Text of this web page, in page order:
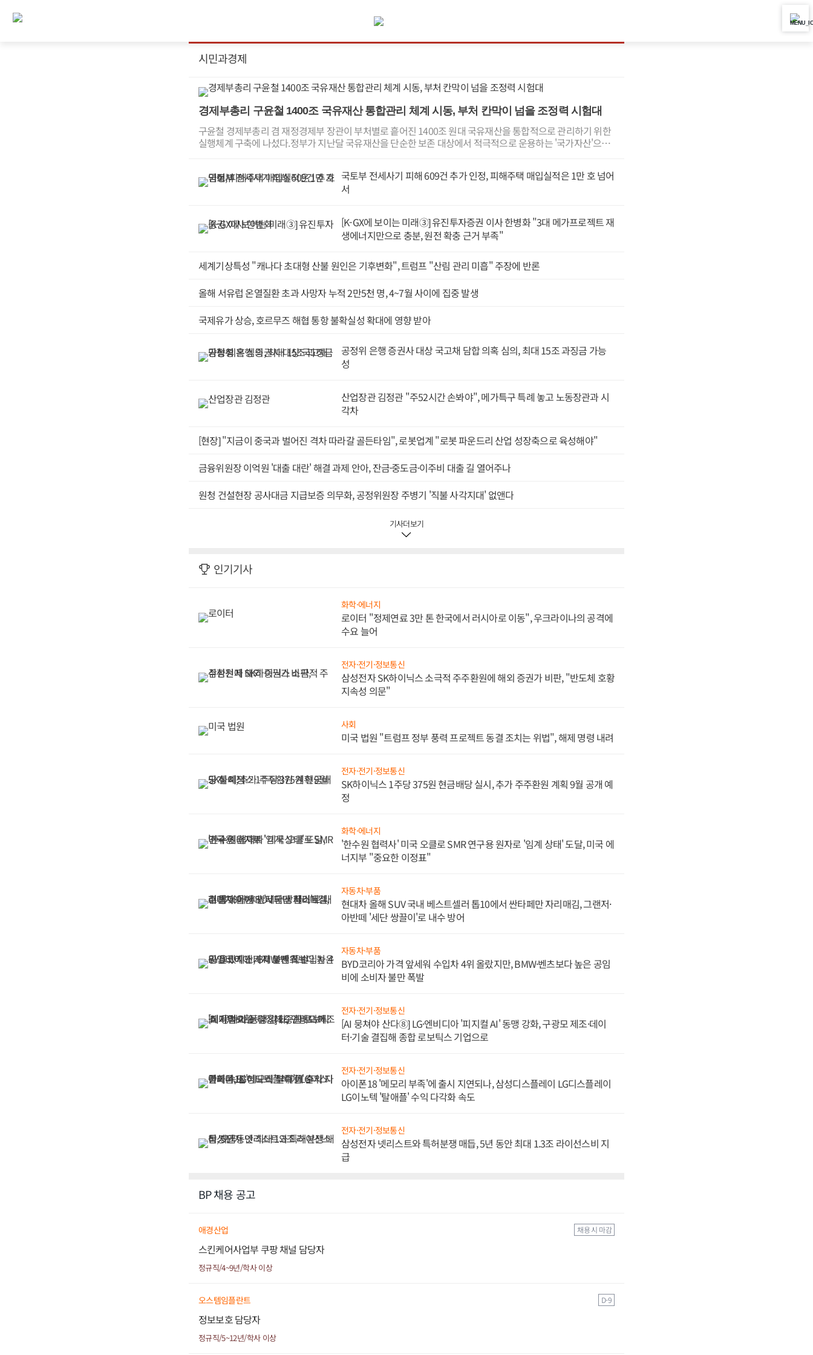
시민과경제
경제부총리 구윤철 1400조 국유재산 통합관리 체계 시동, 부처 칸막이 넘을 조정력 시험대
구윤철 경제부총리 겸 재정경제부 장관이 부처별로 흩어진 1400조 원대 국유재산을 통합적으로 관리하기 위한
실행체계 구축에 나섰다.정부가 지난달 국유재산을 단순한 보존 대상에서 적극적으로 운용하는 '국가자산'으로
관리위원회와 부처별 국가자산책임관, 한국자산관리공사(캠코)의 역할 확대라는 실행체계로 뒷받침한 데 있
다.7일 정부의 국가자산 관리체계 개편 방향을 살펴보면 법과 데이터베이스를 구축하는 데서 나아가 각 부처가
부는 전날 정부서울청사에서 비상경제본부 회의 겸 경제·구조혁신 관계장관회의를 열고 '국가자산 관리체계 대
전환(K-에셋 혁신 프로젝트) 추진방향'을 논의했다.구 부총리는 이 자리에서 '최근 급증한 국가자산 규모에 걸맞
게 소유와 보존에서 적극적 운용과 가치창출 중심으로 자산관리 패러다임을 대전환하겠다'고 밝혔다.우리나라
와 건물, 증권·출자지분에 더해 지식재산과 가상자산 등 새로운 자산군이 등장하면서 더욱 다양해졌다.정부는
지난달 15일 대통령 업무보고에서 국가자산기본법 제정과 함께 지식재산·가상자산 등을 포괄하는 자산 유형별
관리체계 고도화, 개발 총괄기능·전문성 강화 방침을 밝혔다. 5년 주기 국유재산 전수조사의 연례화와 인공지능
(AI) 기반 데이터베이스(DB) 구축, 신탁개발·장기대부 등 민간 참여 확대 등도 함께 제시했다.이번 추진방향에서
는 이 같은 구상을 실제로 집행할 조직과 역할 분담의 윤곽이 드러난 셈이다.정부는 현행 국유재산정책심의위원
회를 확대 개편해 공공·민간 전문가가 참여하는 '국가자산관리위원회'를 설치하기로 했다. 위원회는 국가자산
'국가자산책임관'으로 확대해 소관 자산의 현황 파악과 데이터베이스 연계, 법률 준수 여부까지 총괄하도록 한
다.캠코의 역할도 강화한다. 정부는 각 부처의 국가자산에 대한 캠코 위탁범위를 확대하고 관리·처분권 이관이
나 일원화까지 포함한 역할 강화 방안을 검토하기로 했다.구 부총리 앞에 놓인 핵심 과제는 부처별로 나뉜 자산
정재산은 각 부처가 자체 관리한다. 특별회계와 기금의 행정·일반재산도 소관 중앙관서가 관리·처분한다.정부
는 이 같은 분절적 구조 탓에 행정 목적을 상실한 자산의 용도폐지에 각 부처가 소극적으로 대응하고 여러 기관
주권 행사, 처분 전략이 달라진다.각 부처가 보유한 자산은 정책 수행 수단인 동시에 해당 부처의 관리 권한과도
연결돼 있다. 국가자산기본법과 새로운 관리체계를 마련하더라도 행정 목적을 잃거나 활용도가 떨어진 자산의
정에서 재경부의 총괄·조정 기능을 어느 수준까지 강화하고 캠코에 관리·처분 권한을 어디까지 맡길지가 핵심
으로 연결하는 절차도 제시됐다.정부는 올해 디지털예산회계시스템 디브레인(dBrain)에 지방정부와 공공기관
의 자산정보를 연계하고 2027년 중 AI 기반 국가자산 전용 DB인 가칭 'K-에셋 클라우드' 구축을 위한 정보화전
략계획(ISP)을 수립하기로 했다.특히 매년 DB에 등록된 자산을 개발·활용·보존 대상으로 분류한 뒤 부처와 지
방정부, 공공기관의 5개년 활용계획 등 수요를 조사해 적합한 후보지를 연결하는 정기적 수요·공급 매칭 절차를
마련한다.1~2월 공급자산을 분류하고 1~3월 활용 수요를 조사한 뒤 4~7월 관계기관 협의를 거쳐 각 수요에 맞
방식을 정하는 구조다.한국자산관리공사(캠코) 본사가 위치한 부산국제금융센터(BIFC). <연합뉴스>자산 현황
을 파악하는 데 그치지 않고 활용 가능한 자산을 실제 수요가 있는 기관이나 사업과 연결하겠다는 것이다.재경부
를 마련하는 방안도 추진한다.자산의 경제적 가치를 객관적으로 평가하는 문제도 통합관리의 실효성을 좌우할
과제다.부동산과 금융자산은 정기적 가치 산정체계가 일정 부분 작동하고 있지만 지식재산 등 새로운 유형의 자
산은 임의 점검에 의존하고 있다. 유가증권도 법정 재평가 대상은 아니며 비상장 지분의 경우 캠코가 매년 실무
적으로 재평가하고 있다. 이 때문에 범정부 차원의 정확한 자산 규모를 파악하고 적정 가치에 기반한 처분 여부
가늠하기 위해서도 필요하다. 행정과 공공서비스 목적으로 보유한 국가자산도 있는 만큼 수익성뿐 아니라 자산
별 공공목적까지 고려한 운용기준을 마련할 필요가 있다.정부는 민관 합동 작업반을 가동하고 한국개발연구원
(KDI)을 총괄 연구기관으로 삼아 올해 안에 국가자산기본법 초안을 마련할 계획을 세웠다. 이번 추진방향은 제도
전환의 기본 방향과 설계 원칙을 제시한 단계로, 세부 이행방안은 실무반 회의와 연구용역, 관계부처 협의 등을
으로 자산 활용을 조정할지를 정하는 데 있는 것으로 보인다. 재경부의 총괄·조정 기능이 약하면 기존의 부처 칸
막이를 넘기 어렵고, 총괄·조정 권한을 강화하는 과정에서는 개별 자산의 정책 목적과 공공성도 함께 고려해야
한다.정부가 올해 국가자산기본법 초안을 마련하고 후속 제도를 설계하는 과정에서 재경부와 각 부처, 캠코의 권
국토부 전세사기 피해 609건 추가 인정, 피해주택 매입실적은 1만 호 넘어
서
[K-GX에 보이는 미래③] 유진투자증권 이사 한병화 "3대 메가프로젝트 재
생에너지만으로 충분, 원전 확충 근거 부족"
세계기상특성 "캐나다 초대형 산불 원인은 기후변화", 트럼프 "산림 관리 미흡" 주장에 반론
올해 서유럽 온열질환 초과 사망자 누적 2만5천 명, 4~7월 사이에 집중 발생
국제유가 상승, 호르무즈 해협 통항 불확실성 확대에 영향 받아
공정위 은행 증권사 대상 국고채 담합 의혹 심의, 최대 15조 과징금 가능
성
산업장관 김정관 "주52시간 손봐야", 메가특구 특례 놓고 노동장관과 시
각차
[현장] "지금이 중국과 벌어진 격차 따라갈 골든타임", 로봇업계 "로봇 파운드리 산업 성장축으로 육성해야"
금융위원장 이억원 '대출 대란' 해결 과제 안아, 잔금·중도금·이주비 대출 길 열어주나
원청 건설현장 공사대금 지급보증 의무화, 공정위원장 주병기 '직불 사각지대' 없앤다
기사더보기
인기기사
화학·에너지
로이터 "정제연료 3만 톤 한국에서 러시아로 이동", 우크라이나의 공격에
수요 늘어
전자·전기·정보통신
삼성전자 SK하이닉스 소극적 주주환원에 해외 증권가 비판, "반도체 호황
지속성 의문"
사회
미국 법원 "트럼프 정부 풍력 프로젝트 동결 조치는 위법", 해제 명령 내려
전자·전기·정보통신
SK하이닉스 1주당 375원 현금배당 실시, 추가 주주환원 계획 9월 공개 예
정
화학·에너지
'한수원 협력사' 미국 오클로 SMR 연구용 원자로 '임계 상태' 도달, 미국 에
너지부 "중요한 이정표"
자동차·부품
현대차 올해 SUV 국내 베스트셀러 톱10에서 싼타페만 자리매김, 그랜저·
아반떼 '세단 쌍끌이'로 내수 방어
자동차·부품
BYD코리아 가격 앞세워 수입차 4위 올랐지만, BMW·벤츠보다 높은 공임
비에 소비자 불만 폭발
전자·전기·정보통신
[AI 뭉쳐야 산다⑧] LG·엔비디아 '피지컬 AI' 동맹 강화, 구광모 제조·데이
터·기술 결집해 종합 로보틱스 기업으로
전자·전기·정보통신
아이폰18 '메모리 부족'에 출시 지연되나, 삼성디스플레이 LG디스플레이
LG이노텍 '탈애플' 수익 다각화 속도
전자·전기·정보통신
삼성전자 넷리스트와 특허분쟁 매듭, 5년 동안 최대 1.3조 라이선스비 지
급
BP 채용 공고
애경산업 채용 시 마감
스킨케어사업부 쿠팡 채널 담당자
정규직/4~9년/학사 이상
오스템임플란트 D-9
정보보호 담당자
정규직/5~12년/학사 이상